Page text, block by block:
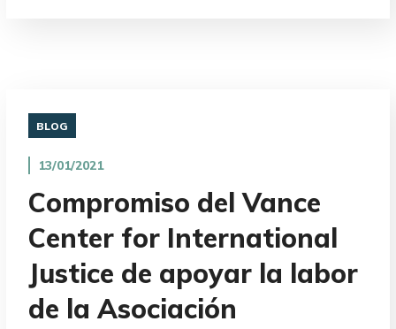
BLOG
13/01/2021
Compromiso del Vance
Center for International
Justice de apoyar la labor
de la Asociación